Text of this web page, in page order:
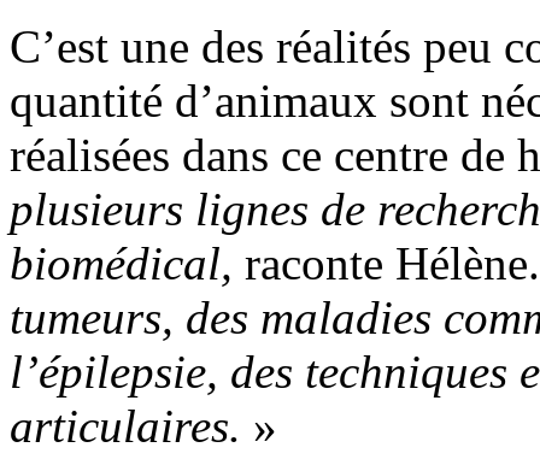
C’est une des réalités peu
quantité d’animaux sont
réalisées dans ce centre
plusieurs lignes de
biomédical, raconte Hélène.
tumeurs, des maladies
l’épilepsie, des techniques
articulaires. »